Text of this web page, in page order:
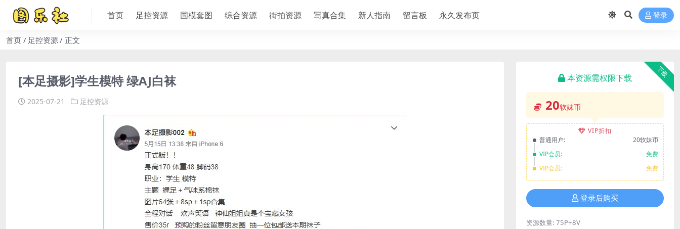
首页 足控资源 国模套图 综合资源 街拍资源 写真合集 新人指南 留言板 永久发布页 登录
首页 足控资源 正文
[本足摄影]学生模特 绿AJ白袜
2025-07-21 足控资源
下载
本资源需权限下载
20软妹币
VIP折扣
普通用户:
20软妹币
VIP会员:
免费
VIP会员:
免费
登录后购买
资源数量: 75P+8V